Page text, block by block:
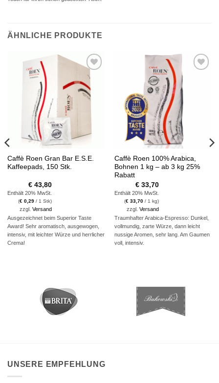
ÄHNLICHE PRODUKTE
Auf die
Wunschliste
Caffè Roen Gran Bar E.S.E.
Kaffeepads, 150 Stk.
€43,80
Enthält 20% MwSt.
(€ 0,29/ 1 Stk)
zzgl. Versand
Ausgezeichnet beim Superior Taste
Award! Sehr aromatisch, ausgewogen,
intensiv, mit leichter Würze und herrlicher
Crema!
Auf die
Wunschliste
Caffè Roen 100% Arabica,
Bohnen 1 kg – ab 3 kg 25%
Rabatt
€33,70
Enthält 20% MwSt.
(€ 33,70/ 1 kg)
zzgl. Versand
Traumhafter Arabica-Espresso: Dunkel,
vollmundig, zarte Würze, dann leicht
nussige Aromen, sehr lang. Am Gaumen
voll, intensiv.
UNSERE EMPFEHLUNG